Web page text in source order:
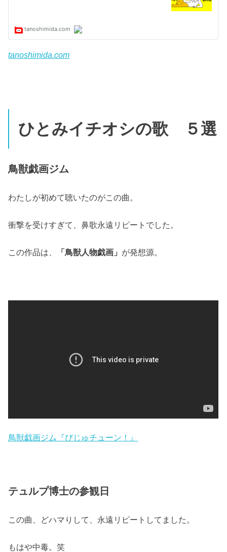
tanoshimida.com
ひとみイチオシの歌 ５選
鳥獣戯画ジム
わたしが初めて聴いたのがこの曲。
衝撃を受けすぎて、鼻歌永遠リピートでした。
この作品は、 「鳥獣人物戯画」 が発想源。
鳥獣戯画ジム『びじゅチューン！』
テュルプ博士の参観日
この曲、どハマりして、永遠リピートしてました。
もはや中毒。笑